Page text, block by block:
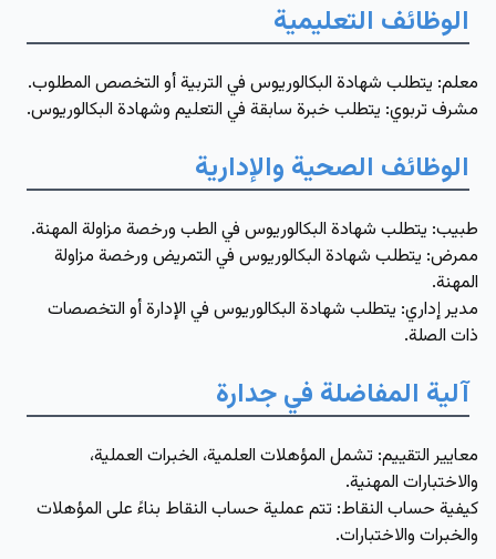
الوظائف التعليمية
معلم: يتطلب شهادة البكالوريوس في التربية أو التخصص المطلوب.
مشرف تربوي: يتطلب خبرة سابقة في التعليم وشهادة البكالوريوس.
الوظائف الصحية والإدارية
طبيب: يتطلب شهادة البكالوريوس في الطب ورخصة مزاولة المهنة.
ممرض: يتطلب شهادة البكالوريوس في التمريض ورخصة مزاولة
المهنة.
مدير إداري: يتطلب شهادة البكالوريوس في الإدارة أو التخصصات
ذات الصلة.
آلية المفاضلة في جدارة
معايير التقييم: تشمل المؤهلات العلمية، الخبرات العملية،
والاختبارات المهنية.
كيفية حساب النقاط: تتم عملية حساب النقاط بناءً على المؤهلات
والخبرات والاختبارات.